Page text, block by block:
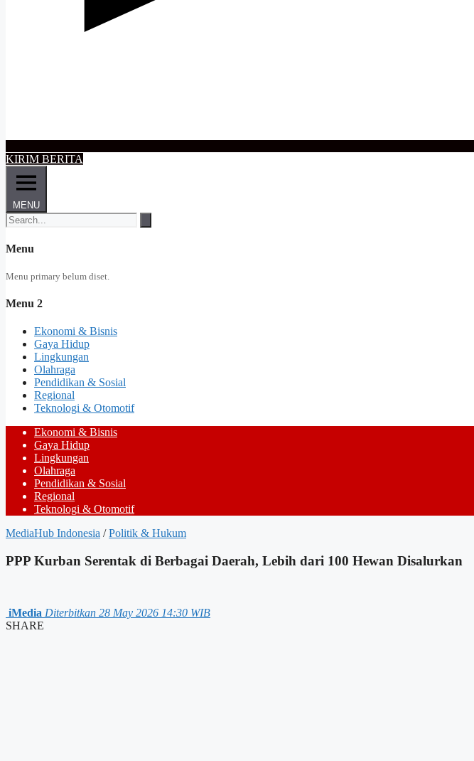
KIRIM BERITA
MENU
Menu
Menu primary belum diset.
Menu 2
Ekonomi & Bisnis
Gaya Hidup
Lingkungan
Olahraga
Pendidikan & Sosial
Regional
Teknologi & Otomotif
Ekonomi & Bisnis
Gaya Hidup
Lingkungan
Olahraga
Pendidikan & Sosial
Regional
Teknologi & Otomotif
MediaHub Indonesia / Politik & Hukum
PPP Kurban Serentak di Berbagai Daerah, Lebih dari 100 Hewan Disalurkan
iMedia Diterbitkan 28 May 2026 14:30 WIB
SHARE